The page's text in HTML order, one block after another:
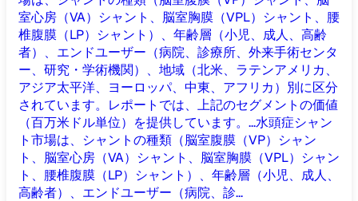
室心房（VA）シャント、脳室胸膜（VPL）シャント、腰
椎腹膜（LP）シャント）、年齢層（小児、成人、高齢
者）、エンドユーザー（病院、診療所、外来手術センタ
ー、研究・学術機関）、地域（北米、ラテンアメリカ、
アジア太平洋、ヨーロッパ、中東、アフリカ）別に区分
されています。レポートでは、上記のセグメントの価値
（百万米ドル単位）を提供しています。...水頭症シャン
ト市場は、シャントの種類（脳室腹膜（VP）シャン
ト、脳室心房（VA）シャント、脳室胸膜（VPL）シャン
ト、腰椎腹膜（LP）シャント）、年齢層（小児、成人、
高齢者）、エンドユーザー（病院、診...